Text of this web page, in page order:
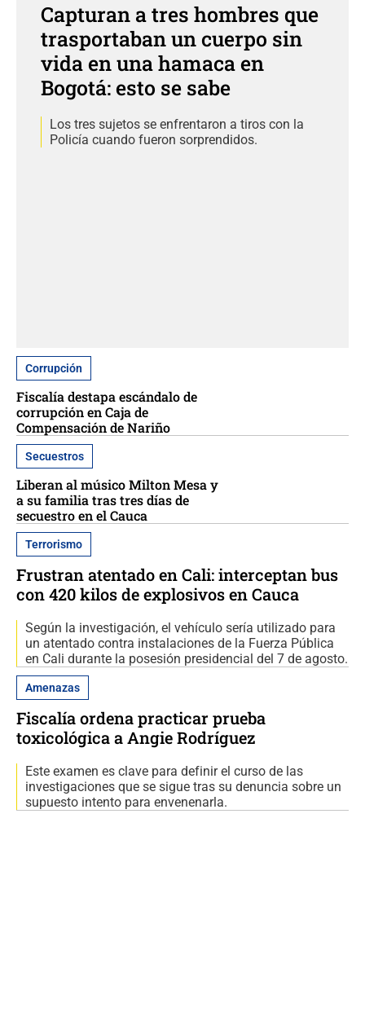
Capturan a tres hombres que
trasportaban un cuerpo sin
vida en una hamaca en
Bogotá: esto se sabe
Los tres sujetos se enfrentaron a tiros con la
Policía cuando fueron sorprendidos.
Corrupción
Fiscalía destapa escándalo de
corrupción en Caja de
Compensación de Nariño
Secuestros
Liberan al músico Milton Mesa y
a su familia tras tres días de
secuestro en el Cauca
Terrorismo
Frustran atentado en Cali: interceptan bus
con 420 kilos de explosivos en Cauca
Según la investigación, el vehículo sería utilizado para
un atentado contra instalaciones de la Fuerza Pública
en Cali durante la posesión presidencial del 7 de agosto.
Amenazas
Fiscalía ordena practicar prueba
toxicológica a Angie Rodríguez
Este examen es clave para definir el curso de las
investigaciones que se sigue tras su denuncia sobre un
supuesto intento para envenenarla.